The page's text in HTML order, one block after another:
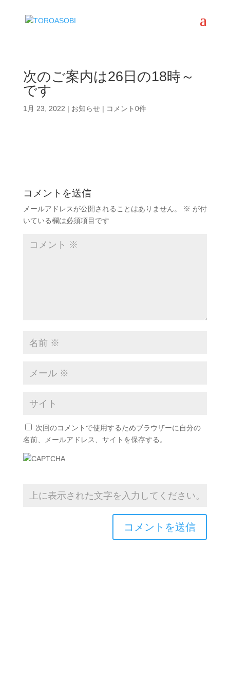
次のご案内は26日の18時～
です
1月 23, 2022 | お知らせ| コメント0件
コメントを送信
メールアドレスが公開されることはありません。 ※ が付
いている欄は必須項目です
次回のコメントで使用するためブラウザーに自分の
名前、メールアドレス、サイトを保存する。